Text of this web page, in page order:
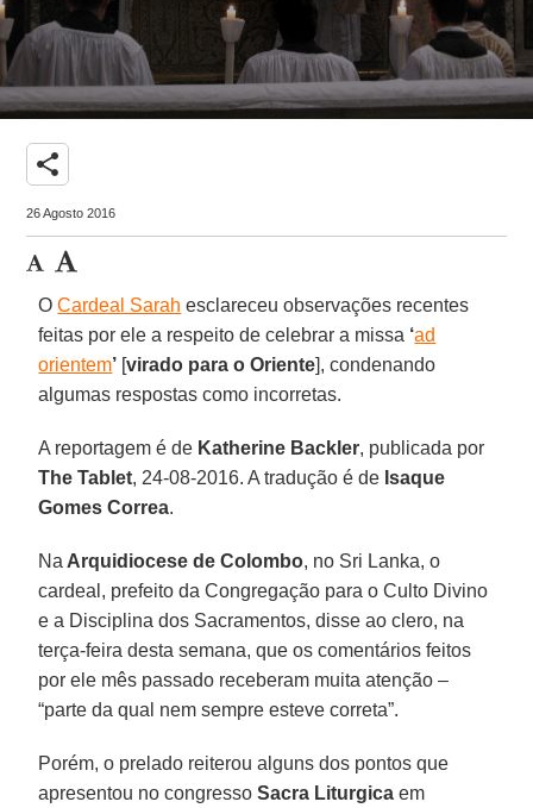
share
26 Agosto 2016
OCardeal Sarah esclareceu observações recentes
feitas por ele a respeito de celebrar a missa ‘ad
orientem’ [virado para o Oriente], condenando
algumas respostas como incorretas.
A reportagem é de Katherine Backler, publicada por
The Tablet, 24-08-2016. A tradução é de Isaque
Gomes Correa.
Na Arquidiocese de Colombo, no Sri Lanka, o
cardeal, prefeito da Congregação para o Culto Divino
e a Disciplina dos Sacramentos, disse ao clero, na
terça-feira desta semana, que os comentários feitos
por ele mês passado receberam muita atenção –
“parte da qual nem sempre esteve correta”.
Porém, o prelado reiterou alguns dos pontos que
apresentou no congressoSacra Liturgica em